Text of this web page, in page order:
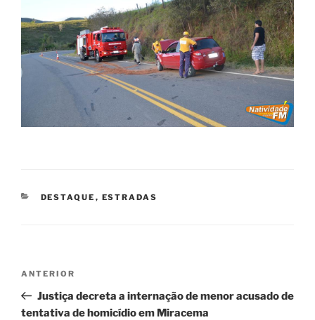
CATEGORIAS
DESTAQUE , ESTRADAS
Post
Post
anterior
ANTERIOR
Justiça decreta a internação de menor acusado de
tentativa de homicídio em Miracema